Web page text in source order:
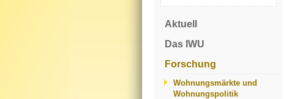
Aktuell
Das IWU
Forschung
Wohnungsmärkte und
Wohnungspolitik